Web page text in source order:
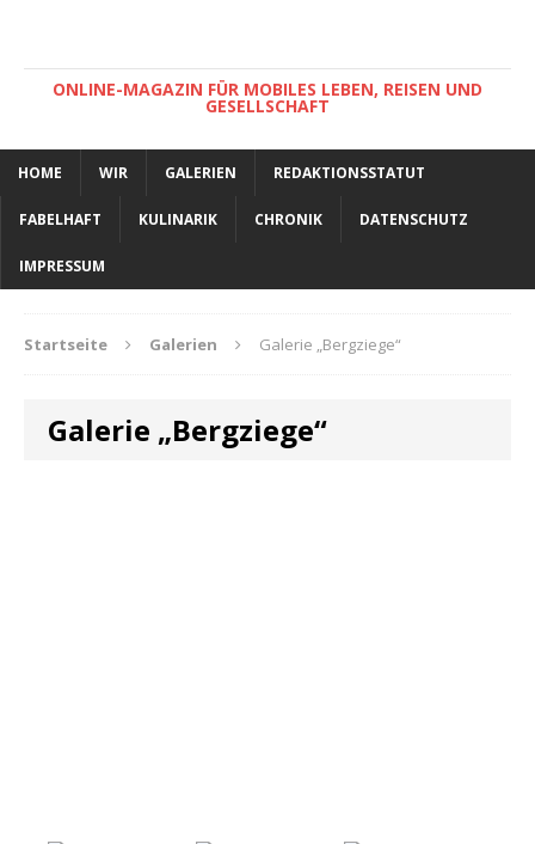
ONLINE-MAGAZIN FÜR MOBILES LEBEN, REISEN UND
GESELLSCHAFT
HOME WIR GALERIEN REDAKTIONSSTATUT
FABELHAFT KULINARIK CHRONIK DATENSCHUTZ
IMPRESSUM
Startseite Galerien Galerie „Bergziege“
Galerie „Bergziege“